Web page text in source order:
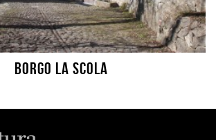
Borgo La Scola